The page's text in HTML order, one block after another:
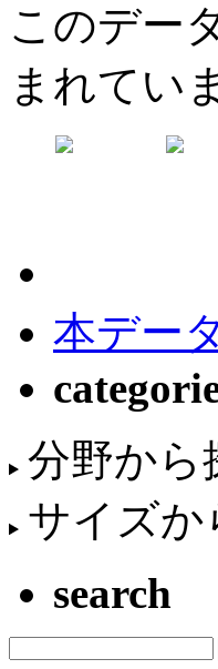
このデー
まれてい
本デー
分野から
サイズか
search